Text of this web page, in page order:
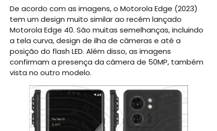
De acordo com as imagens, o Motorola Edge (2023)
tem um design muito similar ao recém lançado
Motorola Edge 40. São muitas semelhanças, incluindo
a tela curva, design de ilha de câmeras e até a
posição do flash LED. Além disso, as imagens
confirmam a presença da câmera de 50MP, também
vista no outro modelo.